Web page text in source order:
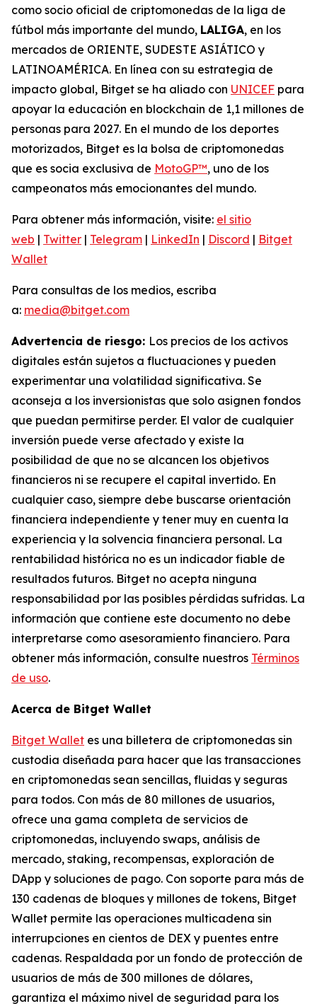
como socio oficial de criptomonedas de la liga de
fútbol más importante del mundo, LALIGA, en los
mercados de ORIENTE, SUDESTE ASIÁTICO y
LATINOAMÉRICA. En línea con su estrategia de
impacto global, Bitget se ha aliado con UNICEF para
apoyar la educación en blockchain de 1,1 millones de
personas para 2027. En el mundo de los deportes
motorizados, Bitget es la bolsa de criptomonedas
que es socia exclusiva de MotoGP™, uno de los
campeonatos más emocionantes del mundo.
Para obtener más información, visite: el sitio
web | Twitter | Telegram | LinkedIn | Discord | Bitget
Wallet
Para consultas de los medios, escriba
a: media@bitget.com
Advertencia de riesgo: Los precios de los activos
digitales están sujetos a fluctuaciones y pueden
experimentar una volatilidad significativa. Se
aconseja a los inversionistas que solo asignen fondos
que puedan permitirse perder. El valor de cualquier
inversión puede verse afectado y existe la
posibilidad de que no se alcancen los objetivos
financieros ni se recupere el capital invertido. En
cualquier caso, siempre debe buscarse orientación
financiera independiente y tener muy en cuenta la
experiencia y la solvencia financiera personal. La
rentabilidad histórica no es un indicador fiable de
resultados futuros. Bitget no acepta ninguna
responsabilidad por las posibles pérdidas sufridas. La
información que contiene este documento no debe
interpretarse como asesoramiento financiero. Para
obtener más información, consulte nuestros Términos
de uso.
Acerca de Bitget Wallet
Bitget Wallet es una billetera de criptomonedas sin
custodia diseñada para hacer que las transacciones
en criptomonedas sean sencillas, fluidas y seguras
para todos. Con más de 80 millones de usuarios,
ofrece una gama completa de servicios de
criptomonedas, incluyendo swaps, análisis de
mercado, staking, recompensas, exploración de
DApp y soluciones de pago. Con soporte para más de
130 cadenas de bloques y millones de tokens, Bitget
Wallet permite las operaciones multicadena sin
interrupciones en cientos de DEX y puentes entre
cadenas. Respaldada por un fondo de protección de
usuarios de más de 300 millones de dólares,
garantiza el máximo nivel de seguridad para los